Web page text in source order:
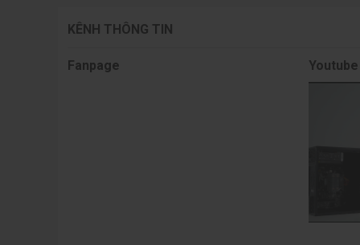
KÊNH THÔNG TIN
Fanpage Youtube